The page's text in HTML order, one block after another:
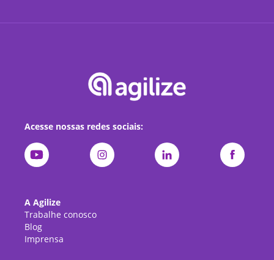
Acesse nossas redes sociais:
A Agilize
Trabalhe conosco
Blog
Imprensa